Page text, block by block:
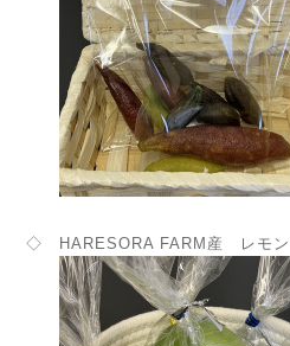
◇ HARESORA FARM産 レモン